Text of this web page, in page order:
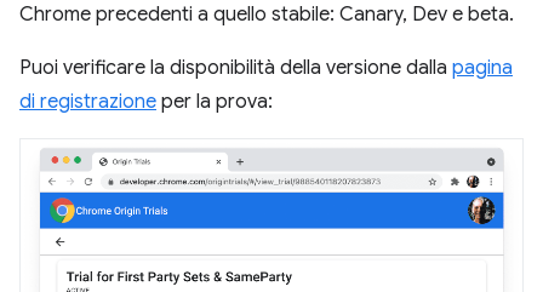
Chrome precedenti a quello stabile: Canary, Dev e beta.
Puoi verificare la disponibilità della versione dalla pagina
di registrazione per la prova: